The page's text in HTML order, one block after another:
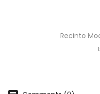
Recinto